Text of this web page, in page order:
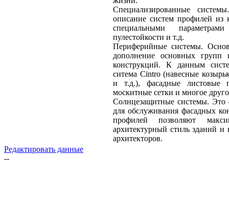
Специализированные
описание систем профилей из
специальными
пулестойкости и т.д.
Периферийные системы.
дополнение основных групп
конструкций. К данным
ситема Cintro (навесные
и т.д.), фасадные листовые
москитные сетки и многое
Солнцезащитные системы. Это
для обслуживания фасадных
профилей позволяют
архитектурный стиль зданий
архитекторов.
Редактировать данные
--